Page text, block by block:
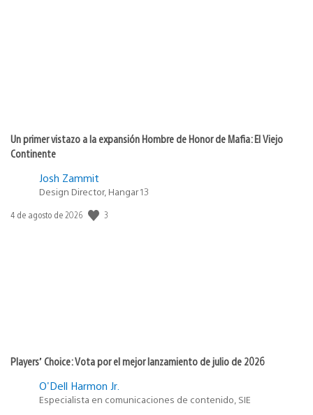
Un primer vistazo a la expansión Hombre de Honor de Mafia: El Viejo
Continente
Josh Zammit
Design Director, Hangar 13
Fecha
4 de agosto de 2026 3
Players’ Choice: Vota por el mejor lanzamiento de julio de 2026
O'Dell Harmon Jr.
Especialista en comunicaciones de contenido, SIE